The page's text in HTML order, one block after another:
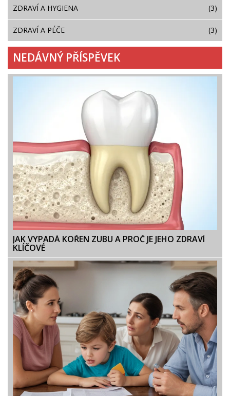
ZDRAVÍ A HYGIENA (3)
ZDRAVÍ A PÉČE (3)
NEDÁVNÝ PŘÍSPĚVEK
JAK VYPADÁ KOŘEN ZUBU A PROČ JE JEHO ZDRAVÍ
KLÍČOVÉ